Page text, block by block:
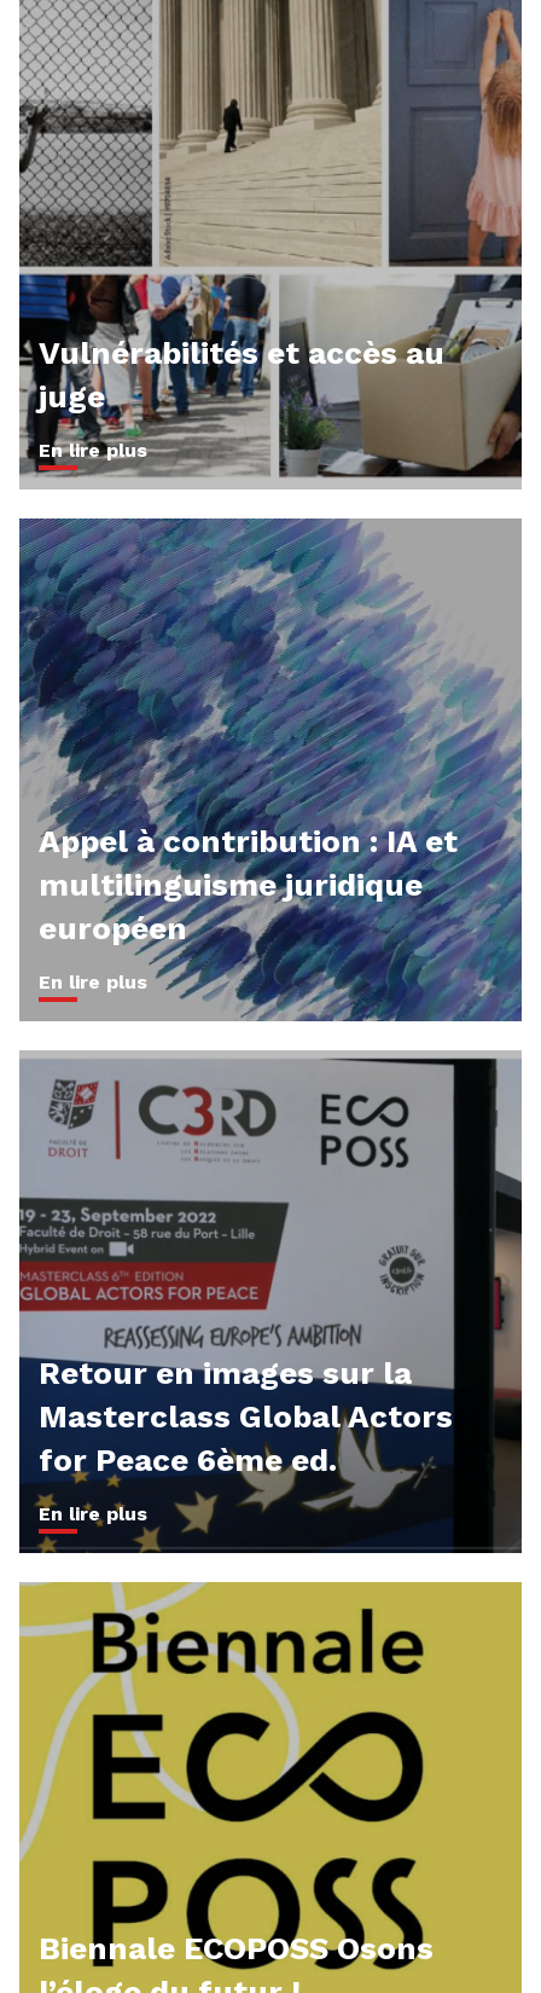
Vulnérabilités et accès au
juge
En lire plus
Appel à contribution : IA et
multilinguisme juridique
européen
En lire plus
Retour en images sur la
Masterclass Global Actors
for Peace 6ème ed.
En lire plus
Biennale ECOPOSS Osons